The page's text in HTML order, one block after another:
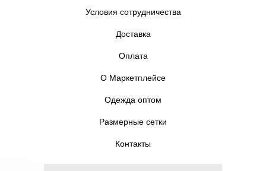
Условия сотрудничества
Доставка
Оплата
О Маркетплейсе
Одежда оптом
Размерные сетки
Контакты